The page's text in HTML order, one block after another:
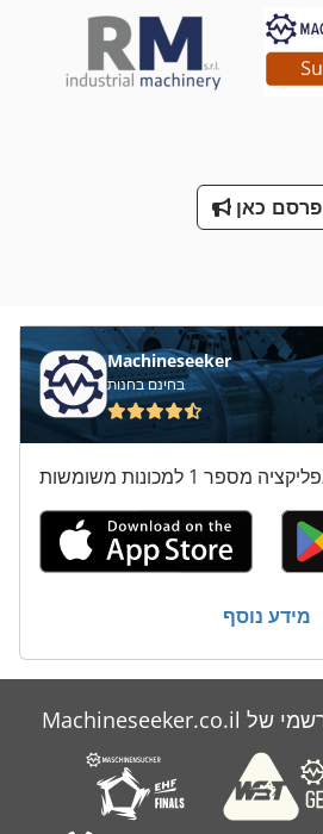
פרסם כאן
Machineseeker
בחינם בחנות
מידע נוסף